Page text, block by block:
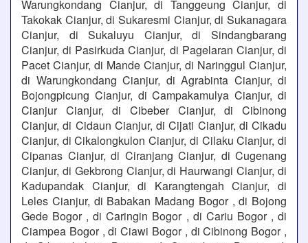
Warungkondang Cianjur, di Tanggeung Cianjur, di
Takokak Cianjur, di Sukaresmi Cianjur, di Sukanagara
Cianjur, di Sukaluyu Cianjur, di Sindangbarang
Cianjur, di Pasirkuda Cianjur, di Pagelaran Cianjur, di
Pacet Cianjur, di Mande Cianjur, di Naringgul Cianjur,
di Warungkondang Cianjur, di Agrabinta Cianjur, di
Bojongpicung Cianjur, di Campakamulya Cianjur, di
Cianjur Cianjur, di Cibeber Cianjur, di Cibinong
Cianjur, di Cidaun Cianjur, di Cijati Cianjur, di Cikadu
Cianjur, di Cikalongkulon Cianjur, di Cilaku Cianjur, di
Cipanas Cianjur, di Ciranjang Cianjur, di Cugenang
Cianjur, di Gekbrong Cianjur, di Haurwangi Cianjur, di
Kadupandak Cianjur, di Karangtengah Cianjur, di
Leles Cianjur, di Babakan Madang Bogor , di Bojong
Gede Bogor , di Caringin Bogor , di Cariu Bogor , di
Ciampea Bogor , di Ciawi Bogor , di Cibinong Bogor ,